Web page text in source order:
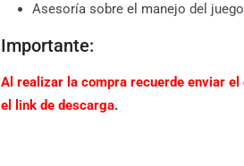
Asesoría sobre el manejo del
Importante:
Al realizar la compra recuerde enviar
el link de descarga.